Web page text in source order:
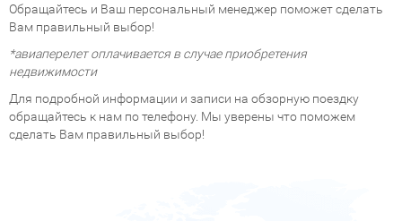
Обращайтесь и Ваш персональный менеджер поможет сделать
Вам правильный выбор!
*авиаперелет оплачивается в случае приобретения
недвижимости
Для подробной информации и записи на обзорную поездку
обращайтесь к нам по телефону. Мы уверены что поможем
сделать Вам правильный выбор!